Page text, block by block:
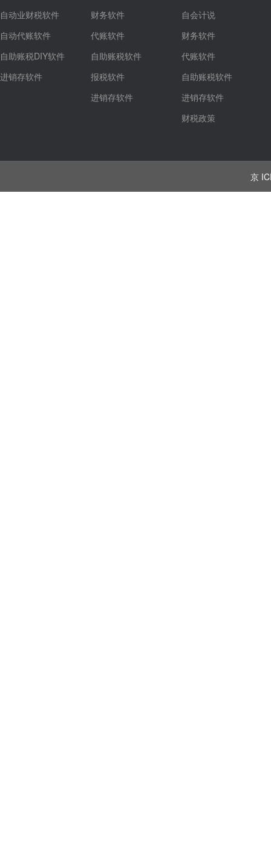
自动业财税软件
自动代账软件
自助账税DIY软件
进销存软件
财务软件
代账软件
自助账税软件
报税软件
进销存软件
自会计说
财务软件
代账软件
自助账税软件
进销存软件
财税政策
京